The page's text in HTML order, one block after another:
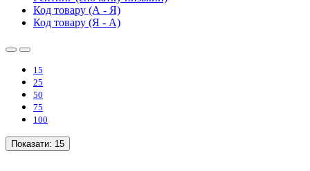
Код товару (А - Я)
Код товару (Я - А)
15
25
50
75
100
Показати: 15